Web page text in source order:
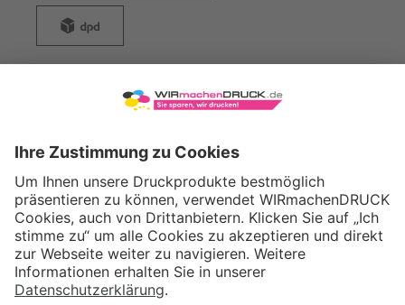
WIRmachenDRUCK GmbH
71522 Backnang
Tel.: +49 (0) 711 995 982 - 20
Fax: +49 (0) 711 995 982 - 21
SOCIAL MEDIA